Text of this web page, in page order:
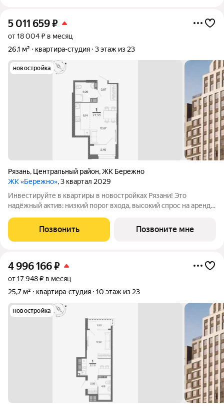
5 011 659₽
от 18 004 ₽ в месяц
26,1 м²
квартира-студия 3 этаж из 23
новостройка
Рязань, Центральный район,ЖК Бережно
ЖК «Бережно», 3 квартал 2029
Инвестируйте в квартиры в новостройках Рязани! Это
надёжный актив: низкий порог входа, высокий спрос на аренду
Жилой квартал «Бережно» это проект класса Бизнес,
созданный с уважением к городу и
Позвонить Позвоните мне
4 996 166₽
от 17 948 ₽ в месяц
25,7 м²
квартира-студия 10 этаж из 23
новостройка